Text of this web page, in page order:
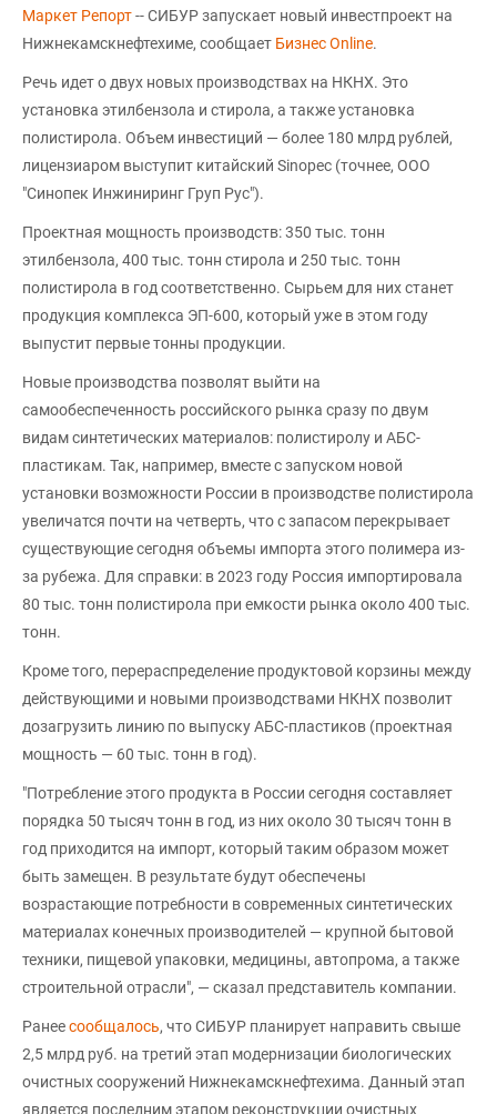
Маркет Репорт-- СИБУР запускает новый инвестпроект на
Нижнекамскнефтехиме, сообщает Бизнес Оnline.
Речь идет о двух новых производствах на НКНХ. Это
установка этилбензола и стирола, а также установка
полистирола. Объем инвестиций — более 180 млрд рублей,
лицензиаром выступит китайский Sinopec (точнее, ООО
"Синопек Инжиниринг Груп Рус").
Проектная мощность производств: 350 тыс. тонн
этилбензола, 400 тыс. тонн стирола и 250 тыс. тонн
полистирола в год соответственно. Сырьем для них станет
продукция комплекса ЭП-600, который уже в этом году
выпустит первые тонны продукции.
Новые производства позволят выйти на
самообеспеченность российского рынка сразу по двум
видам синтетических материалов: полистиролу и АБС-
пластикам. Так, например, вместе с запуском новой
установки возможности России в производстве полистирола
увеличатся почти на четверть, что с запасом перекрывает
существующие сегодня объемы импорта этого полимера из-
за рубежа. Для справки: в 2023 году Россия импортировала
80 тыс. тонн полистирола при емкости рынка около 400 тыс.
тонн.
Кроме того, перераспределение продуктовой корзины между
действующими и новыми производствами НКНХ позволит
дозагрузить линию по выпуску АБС-пластиков (проектная
мощность — 60 тыс. тонн в год).
"Потребление этого продукта в России сегодня составляет
порядка 50 тысяч тонн в год, из них около 30 тысяч тонн в
год приходится на импорт, который таким образом может
быть замещен. В результате будут обеспечены
возрастающие потребности в современных синтетических
материалах конечных производителей — крупной бытовой
техники, пищевой упаковки, медицины, автопрома, а также
строительной отрасли", — сказал представитель компании.
Ранеесообщалось, что СИБУР планирует направить свыше
2,5 млрд руб. на третий этап модернизации биологических
очистных сооружений Нижнекамскнефтехима. Данный этап
является последним этапом реконструкции очистных